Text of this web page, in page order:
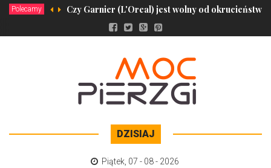
Polecamy Czy Garnier (L'Oreal) jest wolny od okrucieństwa
DZISIAJ
Piątek 07 - 08 - 2026